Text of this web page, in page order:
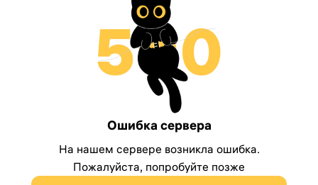
Ошибка сервера
На нашем сервере возникла ошибка.
Пожалуйста, попробуйте позже